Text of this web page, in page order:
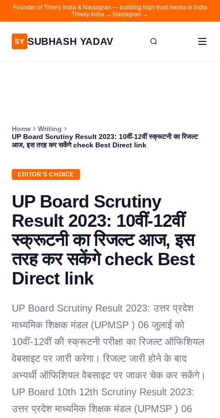
Founder of Timely India & Navjagran — building high-trust media in India
Timely India → Navjagran →
SY SUBHASH YADAV
Contact
Navjagran
Home
Writing
UP Board Scrutiny Result 2023: 10वीं-12वीं स्क्रूटनी का रिजल्ट
आज, इस तरह कर सकेंगे check Best Direct link
EDITOR'S CHOICE
UP Board Scrutiny
Result 2023: 10वीं-12वीं
स्क्रूटनी का रिजल्ट आज, इस
तरह कर सकेंगे check Best
Direct link
UP Board Scrutiny Result 2023: उत्तर प्रदेश
माध्यमिक शिक्षक मंडल (UPMSP ) 06 जुलाई को
10वीं-12वीं की स्क्रूटनी परीक्षा का रिजल्ट ऑफिशियल
वेबसाइट पर जारी करेगा। रिजल्ट जारी होने के बाद
अभ्यर्थी ऑफिशियल वेबसाइट पर जाकर चेक कर सकेंगे।
UP Board 10th 12th Scrutiny Result 2023:
उत्तर प्रदेश माध्यमिक शिक्षक मंडल (UPMSP ) 06